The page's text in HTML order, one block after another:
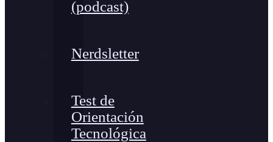
(podcast)
Nerdsletter
Test de
Orientación
Tecnológica